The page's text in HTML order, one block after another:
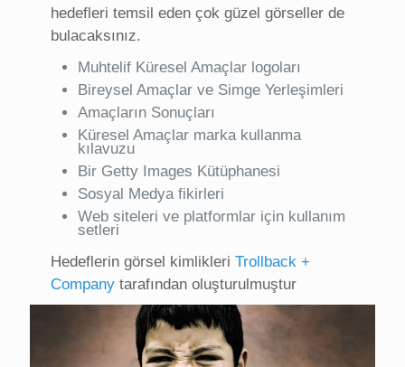
hedefleri temsil eden çok güzel görseller de
bulacaksınız.
Muhtelif Küresel Amaçlar logoları
Bireysel Amaçlar ve Simge Yerleşimleri
Amaçların Sonuçları
Küresel Amaçlar marka kullanma
kılavuzu
Bir Getty Images Kütüphanesi
Sosyal Medya fikirleri
Web siteleri ve platformlar için kullanım
setleri
Hedeflerin görsel kimlikleri Trollback +
Companytarafından oluşturulmuştur